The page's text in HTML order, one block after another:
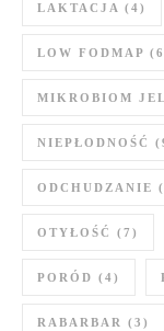
LAKTACJA (4)
LOW FODMAP
MIKROBIOM
NIEPŁODNOŚĆ
ODCHUDZANIE
OTYŁOŚĆ (7)
PORÓD (4)
RABARBAR (3)